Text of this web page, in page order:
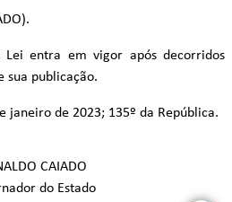
Lei entra em vigor após decorridos
sua publicação.
janeiro de 2023; 135º da República.
CAIADO
do Estado